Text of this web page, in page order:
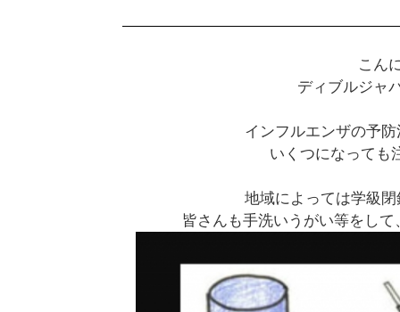
こん
ディブルジャ
インフルエンザの予
いくつになっても
地域によっては学級
皆さんも手洗いうがい等をし